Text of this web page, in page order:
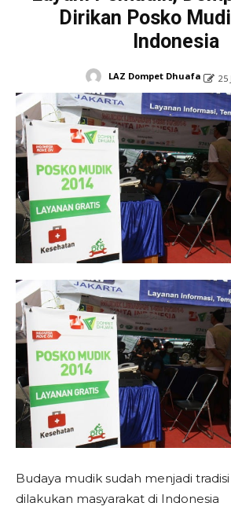
Dirikan Posko
Indonesia
LAZ Dompet Dhuafa 25
Budaya mudik sudah menjadi
dilakukan masyarakat di Indonesia